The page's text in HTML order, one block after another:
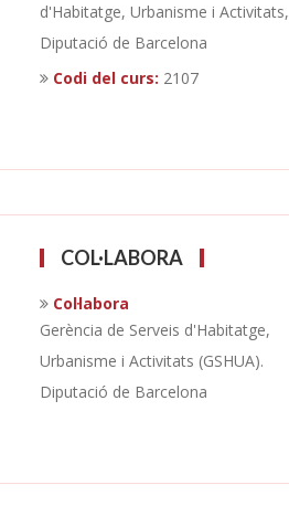
d'Habitatge, Urbanisme i Activitats,
Diputació de Barcelona
Codi del curs: 2107
COL·LABORA
Col·labora
Gerència de Serveis d'Habitatge,
Urbanisme i Activitats (GSHUA).
Diputació de Barcelona